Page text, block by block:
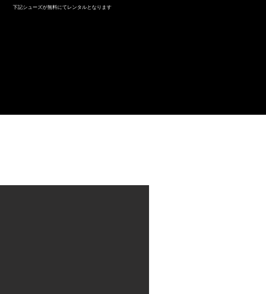
下記シューズが無料にてレンタルとなります